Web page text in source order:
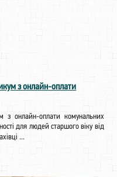
з онлайн-оплати
з онлайн-оплати комунальних
для людей старшого віку від
...